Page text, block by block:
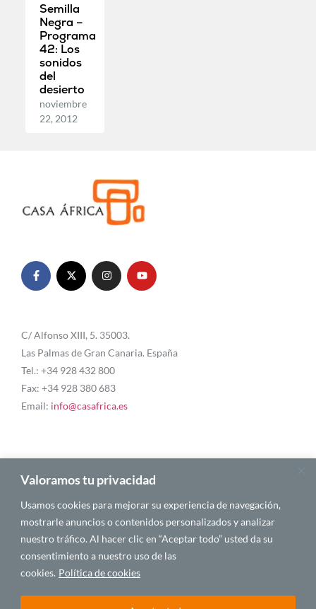
Valoramos tu privacidad
Usamos cookies para mejorar su experiencia de navegación,
mostrarle anuncios o contenidos personalizados y analizar
nuestro tráfico. Al hacer clic en “Aceptar todo” usted da su
consentimiento a nuestro uso de las
cookies. Política de cookies
Semilla
Negra –
Programa
42: Los
sonidos
del
desierto
noviembre
22, 2012
C/ Alfonso XIII, 5. 35003.
Las Palmas de Gran Canaria. España
Tel.: +34 928 432 800
Fax: +34 928 380 683
Email: info@casafrica.es
Blog
Quiénes somos
Autores
Español